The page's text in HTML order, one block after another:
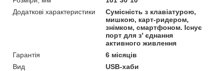
Додаткові характеристики
Сумісність з клавіатурою,
мишкою, карт-ридером,
знімком, смартфоном. Існує
порт для з' єднання
активного живлення
Гарантія
6 місяців
Вид
USB-хаби